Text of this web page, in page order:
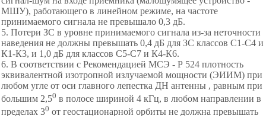
МШУ), работающего в линейном режиме, на частоте
принимаемого сигнала не превышало 0,3 дБ.
5. Потери ЗС в уровне принимаемого сигнала из-за неточности
наведения не должны превышать 0,4 дБ для ЗС классов С1-С4 и
К1-К3, и 1,0 дБ для классов С5-С7 и К4-К6.
6. В соответствии с Рекомендацией МСЭ - Р 524 плотность
эквивалентной изотропной излучаемой мощности (ЭИИМ) при
любом угле от оси главного лепестка ДН антенны , равным при
большим 2,50 в полосе шириной 4 кГц, в любом направлении в
пределах 30 от геостационарной орбиты не должна превышать